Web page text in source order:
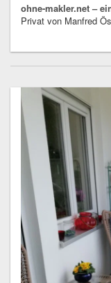
ohne-makler.net –
Privat von Manfred